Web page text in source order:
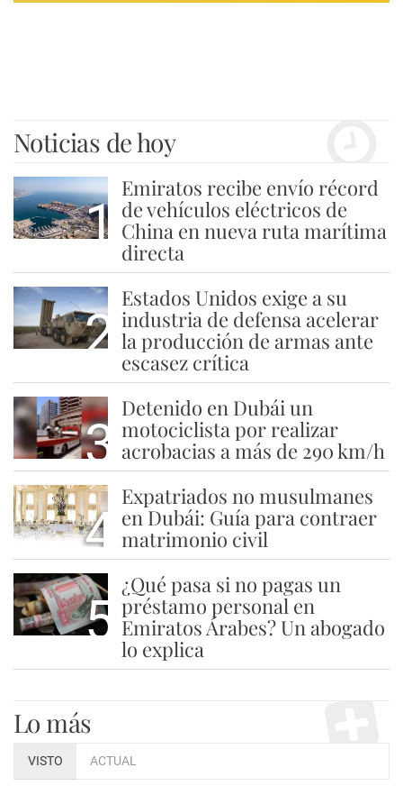
Noticias de hoy
1
Emiratos recibe envío récord
de vehículos eléctricos de
China en nueva ruta marítima
directa
2
Estados Unidos exige a su
industria de defensa acelerar
la producción de armas ante
escasez crítica
3
Detenido en Dubái un
motociclista por realizar
acrobacias a más de 290 km/h
4
Expatriados no musulmanes
en Dubái: Guía para contraer
matrimonio civil
5
¿Qué pasa si no pagas un
préstamo personal en
Emiratos Árabes? Un abogado
lo explica
Lo más
VISTO ACTUAL